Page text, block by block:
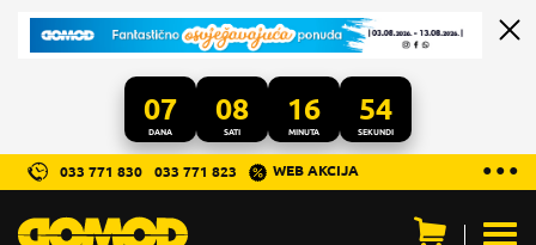
07
DANA
08
SATI
16
MINUTA
53
SEKUNDI
...
● ● ●
033 771 830 033 771 823 WEB AKCIJA